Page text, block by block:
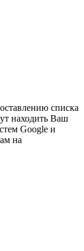
списка
находить Ваш
Google и
на